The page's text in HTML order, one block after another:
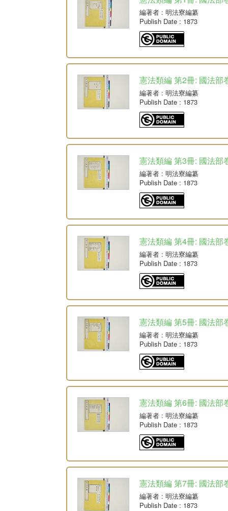
編著者 : 明法寮編纂
Publish Date : 1873
憲法類編 第2冊: 國法部
編著者 : 明法寮編纂
Publish Date : 1873
憲法類編 第3冊: 國法部
編著者 : 明法寮編纂
Publish Date : 1873
憲法類編 第4冊: 國法部
編著者 : 明法寮編纂
Publish Date : 1873
憲法類編 第5冊: 國法部
編著者 : 明法寮編纂
Publish Date : 1873
憲法類編 第6冊: 國法部
編著者 : 明法寮編纂
Publish Date : 1873
憲法類編 第7冊: 國法部
編著者 : 明法寮編纂
Publish Date : 1873